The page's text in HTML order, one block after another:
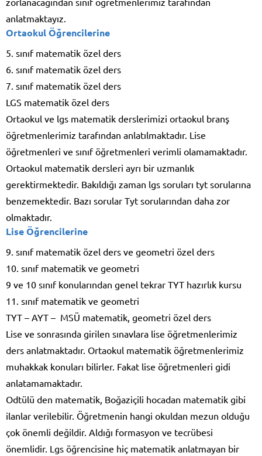
anlatmaktayız.
Ortaokul Öğrencilerine
5. sınıf matematik özel ders
6. sınıf matematik özel ders
7. sınıf matematik özel ders
LGS matematik özel ders
Ortaokul ve lgs matematik derslerimizi ortaokul branş
öğretmenlerimiz tarafından anlatılmaktadır. Lise
öğretmenleri ve sınıf öğretmenleri verimli olamamaktadır.
Ortaokul matematik dersleri ayrı bir uzmanlık
gerektirmektedir. Bakıldığı zaman lgs soruları tyt sorularına
benzemektedir. Bazı sorular Tyt sorularından daha zor
olmaktadır.
Lise Öğrencilerine
9. sınıf matematik özel ders ve geometri özel ders
10. sınıf matematik ve geometri
9 ve 10 sınıf konularından genel tekrar TYT hazırlık kursu
11. sınıf matematik ve geometri
TYT – AYT – MSÜ matematik, geometri özel ders
Lise ve sonrasında girilen sınavlara lise öğretmenlerimiz
ders anlatmaktadır. Ortaokul matematik öğretmenlerimiz
muhakkak konuları bilirler. Fakat lise öğretmenleri gidi
anlatamamaktadır.
Odtülü den matematik, Boğaziçili hocadan matematik gibi
ilanlar verilebilir. Öğretmenin hangi okuldan mezun olduğu
çok önemli değildir. Aldığı formasyon ve tecrübesi
önemlidir. Lgs öğrencisine hiç matematik anlatmayan bir